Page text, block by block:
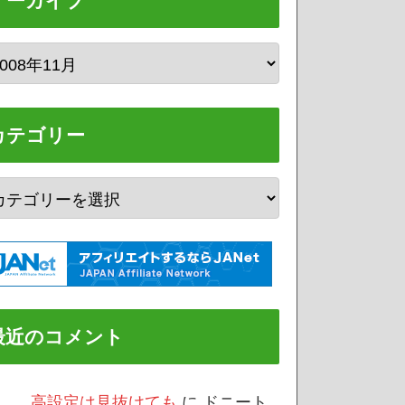
テゴリー
近のコメント